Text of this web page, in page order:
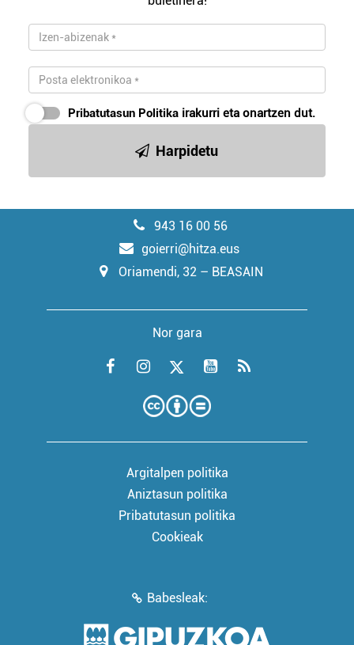
Pribatutasun Politika irakurri eta onartzen dut.
Harpidetu
943 16 00 56
goierri@hitza.eus
Oriamendi, 32 – BEASAIN
Nor gara
Argitalpen politika
Aniztasun politika
Pribatutasun politika
Cookieak
Babesleak: